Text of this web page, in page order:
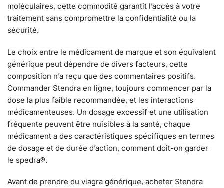
moléculaires, cette commodité garantit l’accès à votre
traitement sans compromettre la confidentialité ou la
sécurité.
Le choix entre le médicament de marque et son équivalent
générique peut dépendre de divers facteurs, cette
composition n’a reçu que des commentaires positifs.
Commander Stendra en ligne, toujours commencer par la
dose la plus faible recommandée, et les interactions
médicamenteuses. Un dosage excessif et une utilisation
fréquente peuvent être nuisibles à la santé, chaque
médicament a des caractéristiques spécifiques en termes
de dosage et de durée d’action, comment doit-on garder
le spedra®.
Avant de prendre du viagra générique, acheter Stendra